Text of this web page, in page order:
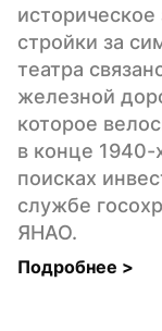
стройки за
театра
железной
которое
в конце 1940-
поисках
службе
ЯНАО.
Подробнее >